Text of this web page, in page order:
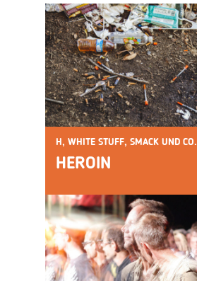
H, WHITE STUFF, SMACK UND CO.
HEROIN